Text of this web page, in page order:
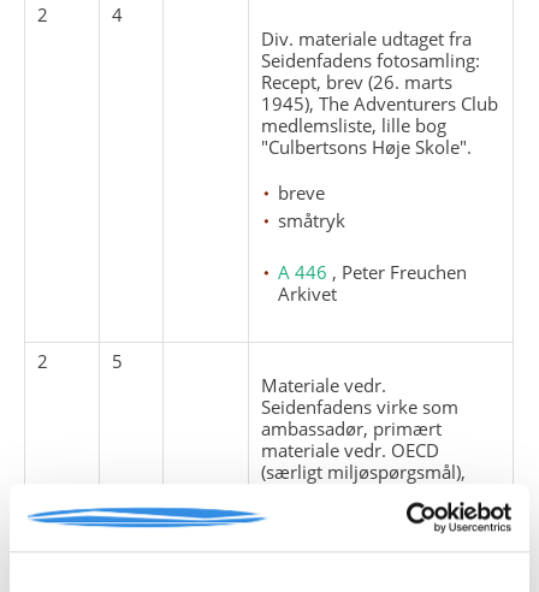
2
4
Div. materiale udtaget fra
Seidenfadens fotosamling:
Recept, brev (26. marts
1945), The Adventurers Club
medlemsliste, lille bog
"Culbertsons Høje Skole".
breve
småtryk
A 446 , Peter Freuchen
Arkivet
2
5
Materiale vedr.
Seidenfadens virke som
ambassadør, primært
materiale vedr. OECD
(særligt miljøspørgsmål),